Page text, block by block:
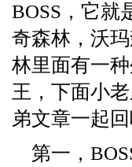
BOSS，它就
奇森林，沃
林里面有一
王，下面小
弟文章一起回
第一，